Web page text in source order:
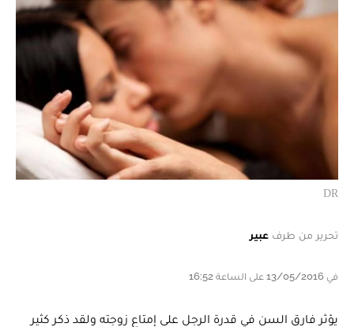
DR
تحرير من طرف عبير
في 13/05/2016 على الساعة 16:52
يؤثر فارق السن في قدرة الرجل على إمتاع زوجته ولقد ذكر كثير